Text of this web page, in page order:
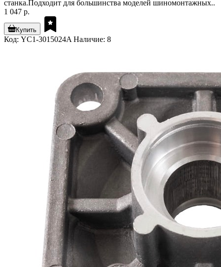
станка.Подходит для большинства моделей шиномонтажных..
1 047 р.
Купить
Код: YC1-3015024A Наличие: 8